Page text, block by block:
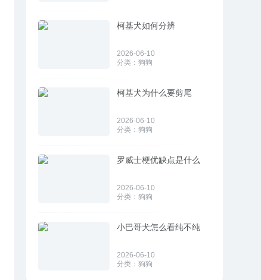
柯基犬如何分辨
2026-06-10
分类： 狗狗
柯基犬为什么要剪尾
2026-06-10
分类： 狗狗
罗威士梗优缺点是什么
2026-06-10
分类： 狗狗
小巴哥犬怎么看纯不纯
2026-06-10
分类： 狗狗